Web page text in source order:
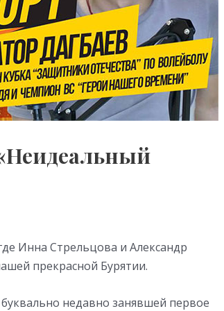
Инна Стрельцова и Александр
прекрасной Бурятии.
недавно занявшей первое